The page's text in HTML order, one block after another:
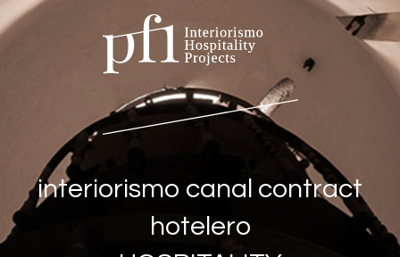
interiorismo canal contract
hotelero